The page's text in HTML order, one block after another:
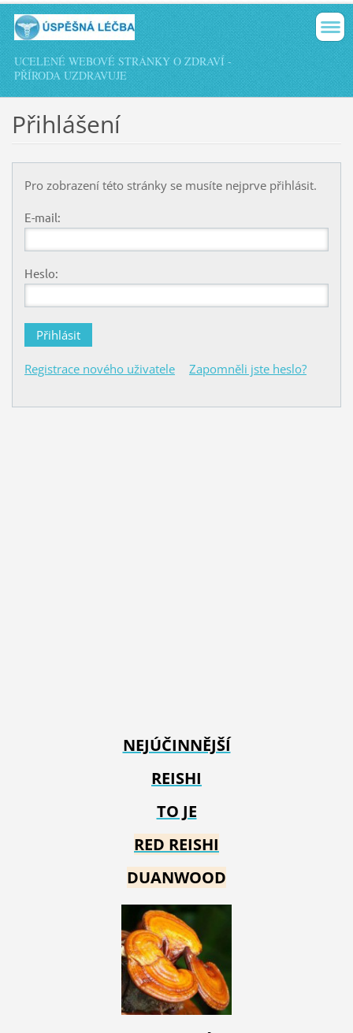
UCELENÉ WEBOVÉ STRÁNKY O ZDRAVÍ -
PŘÍRODA UZDRAVUJE
Přihlášení
Pro zobrazení této stránky se musíte nejprve přihlásit.
E-mail:
Heslo:
Registrace nového uživatele Zapomněli jste heslo?
NEJÚČINNĚJŠÍ
REISHI
TO JE
RED REISHI
DUANWOOD